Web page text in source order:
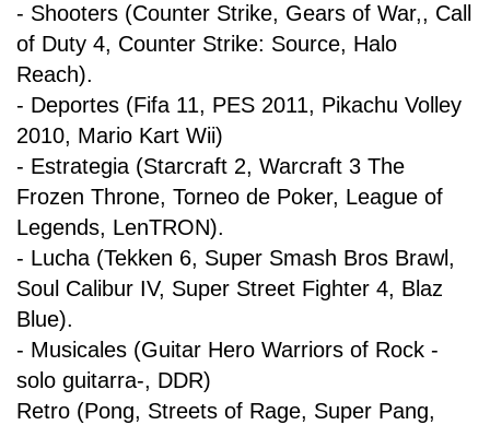
- Shooters (Counter Strike, Gears of War,, Call
of Duty 4, Counter Strike: Source, Halo
Reach).
- Deportes (Fifa 11, PES 2011, Pikachu Volley
2010, Mario Kart Wii)
- Estrategia (Starcraft 2, Warcraft 3 The
Frozen Throne, Torneo de Poker, League of
Legends, LenTRON).
- Lucha (Tekken 6, Super Smash Bros Brawl,
Soul Calibur IV, Super Street Fighter 4, Blaz
Blue).
- Musicales (Guitar Hero Warriors of Rock -
solo guitarra-, DDR)
Retro (Pong, Streets of Rage, Super Pang,